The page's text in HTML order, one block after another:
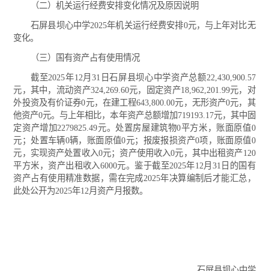
（二）机关运行经费安排变化情况及原因说明
石屏县坝心中学2025年机关运行经费安排0元，与上年对比无
变化。
（三）国有资产占有使用情况
截至2025年12月31日石屏县坝心中学资产总额22,430,900.57
元，其中，流动资产324,269.60元，固定资产18,962,201.99元，对
外投资及有价证券0元，在建工程643,800.00元，无形资产0元，其
他资产0元。与上年相比，本年资产总额增加719193.17元，其中固
定资产增加2279825.49元。处置房屋建筑物0平方米，账面原值0
元；处置车辆0辆，账面原值0元；报废报损资产0项，账面原值0
元，实现资产处置收入0元；资产使用收入0元，其中出租资产120
平方米，资产出租收入6000元。鉴于截至2025年12月31日的国有
资产占有使用精准数据，需在完成2025年决算编制后才能汇总，
此处公开为2025年12月资产月报数。